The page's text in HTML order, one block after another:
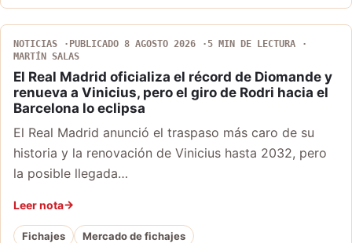
NOTICIAS PUBLICADO 8 AGOSTO 2026
5 MIN DE LECTURA
MARTÍN SALAS
El Real Madrid oficializa el récord de Diomande y
renueva a Vinicius, pero el giro de Rodri hacia el
Barcelona lo eclipsa
El Real Madrid anunció el traspaso más caro de su
historia y la renovación de Vinicius hasta 2032, pero
la posible llegada…
Leer nota
Fichajes Mercado de fichajes